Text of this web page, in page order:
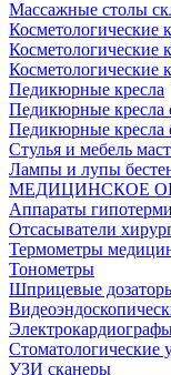
Массажные столы
Косметологические
Косметологические
Косметологические
Педикюрные кресла
Педикюрные кресла
Педикюрные кресла
Стулья и мебель
Лампы и лупы
МЕДИЦИНСКОЕ
Аппараты
Отсасыватели
Термометры
Тонометры
Шприцевые
Стоматологические
УЗИ сканеры